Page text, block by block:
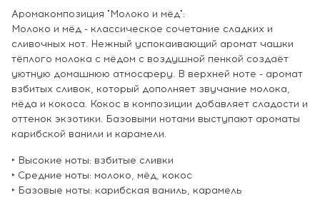
Аромакомпозиция "Молоко и мёд":
Молоко и мёд - классическое сочетание сладких и
сливочных нот. Нежный успокаивающий аромат чашки
тёплого молока с мёдом с воздушной пенкой создаёт
уютную домашнюю атмосферу. В верхней ноте - аромат
взбитых сливок, который дополняет звучание молока,
мёда и кокоса. Кокос в композиции добавляет сладости и
оттенок экзотики. Базовыми нотами выступают ароматы
карибской ванили и карамели.
‣ Высокие ноты: взбитые сливки
‣ Средние ноты: молоко, мёд, кокос
‣ Базовые ноты: карибская ваниль, карамель